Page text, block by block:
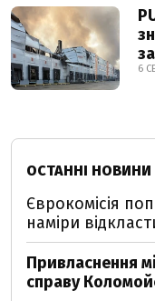
6
ОСТАННІ НОВИНИ
Єврокомісія
наміри
Привласнення
справу